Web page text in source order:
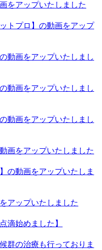
をアップいたしました
トプロ】の動画をアップ
動画をアップいたしまし
動画をアップいたしまし
動画をアップいたしまし
画をアップいたしました
の動画をアップいたしま
アップいたしました
滴始めました】
群の治療も行っておりま